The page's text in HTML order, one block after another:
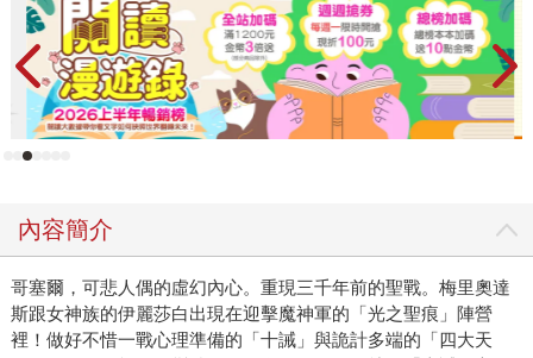
內容簡介
哥塞爾，可悲人偶的虛幻內心。重現三千年前的聖戰。梅里奧達
斯跟女神族的伊麗莎白出現在迎擊魔神軍的「光之聖痕」陣營
裡！做好不惜一戰心理準備的「十誡」與詭計多端的「四大天